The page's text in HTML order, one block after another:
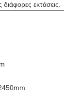
εκτάσεις.